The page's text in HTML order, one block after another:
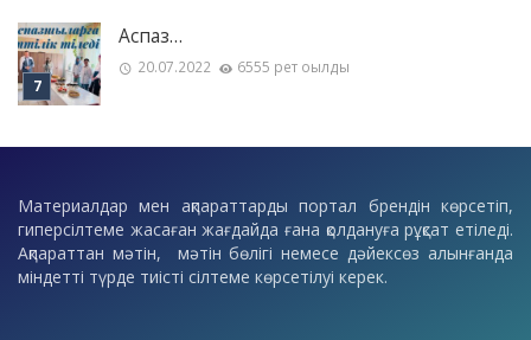
Аспаз…
20.07.2022 6555 рет оқылды
Материалдар мен ақпараттарды портал брендін көрсетіп,
гиперсілтеме жасаған жағдайда ғана қолдануға рұқсат етіледі.
Ақпараттан мәтін, мәтін бөлігі немесе дәйексөз алынғанда
міндетті түрде тиісті сілтеме көрсетілуі керек.